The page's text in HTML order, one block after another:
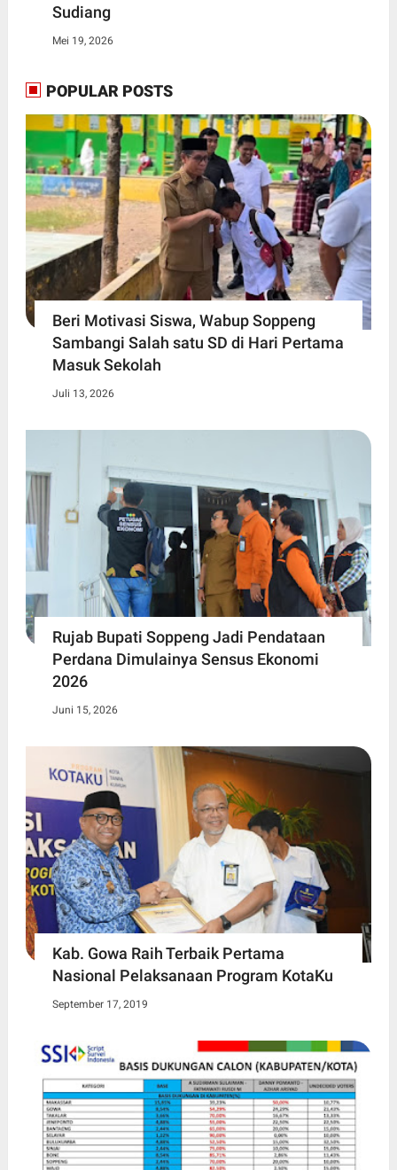
Sudiang
Mei 19, 2026
POPULAR POSTS
Beri Motivasi Siswa, Wabup Soppeng
Sambangi Salah satu SD di Hari Pertama
Masuk Sekolah
Juli 13, 2026
Rujab Bupati Soppeng Jadi Pendataan
Perdana Dimulainya Sensus Ekonomi
2026
Juni 15, 2026
Kab. Gowa Raih Terbaik Pertama
Nasional Pelaksanaan Program KotaKu
September 17, 2019